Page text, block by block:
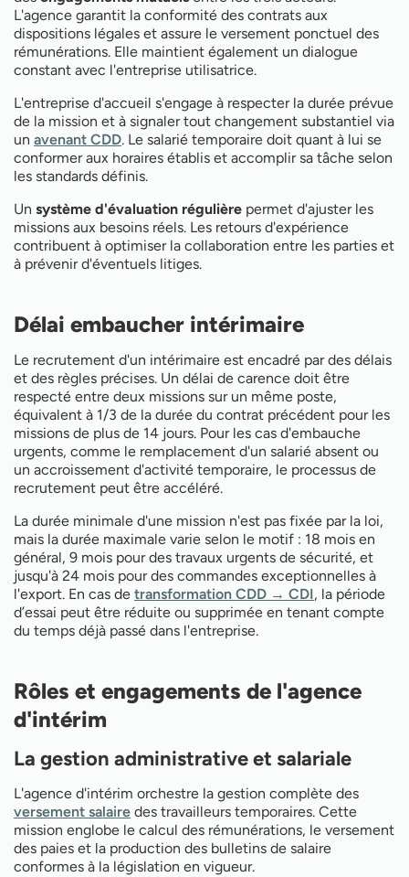
L'agence garantit la conformité des contrats aux
dispositions légales et assure le versement ponctuel des
rémunérations. Elle maintient également un dialogue
constant avec l'entreprise utilisatrice.
L'entreprise d'accueil s'engage à respecter la durée prévue
de la mission et à signaler tout changement substantiel via
un avenant CDD. Le salarié temporaire doit quant à lui se
conformer aux horaires établis et accomplir sa tâche selon
les standards définis.
Un système d'évaluation régulière permet d'ajuster les
missions aux besoins réels. Les retours d'expérience
contribuent à optimiser la collaboration entre les parties et
à prévenir d'éventuels litiges.
Délai embaucher intérimaire
Le recrutement d'un intérimaire est encadré par des délais
et des règles précises. Un délai de carence doit être
respecté entre deux missions sur un même poste,
équivalent à 1/3 de la durée du contrat précédent pour les
missions de plus de 14 jours. Pour les cas d'embauche
urgents, comme le remplacement d'un salarié absent ou
un accroissement d'activité temporaire, le processus de
recrutement peut être accéléré.
La durée minimale d'une mission n'est pas fixée par la loi,
mais la durée maximale varie selon le motif : 18 mois en
général, 9 mois pour des travaux urgents de sécurité, et
jusqu'à 24 mois pour des commandes exceptionnelles à
l'export. En cas de transformation CDD → CDI, la période
d’essai peut être réduite ou supprimée en tenant compte
du temps déjà passé dans l'entreprise.
Rôles et engagements de l'agence
d'intérim
La gestion administrative et salariale
L'agence d'intérim orchestre la gestion complète des
versement salaire des travailleurs temporaires. Cette
mission englobe le calcul des rémunérations, le versement
des paies et la production des bulletins de salaire
conformes à la législation en vigueur.